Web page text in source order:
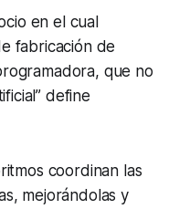
en el cual
fabricación de
que no
define
coordinan las
mejorándolas y